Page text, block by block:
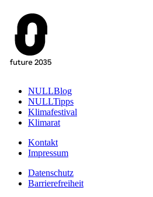
NULLBlog
NULLTipps
Klimafestival
Klimarat
Kontakt
Impressum
Datenschutz
Barrierefreiheit